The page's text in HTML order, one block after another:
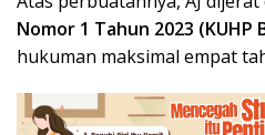
Nomor 1 Tahun 2023 (KUHP
hukuman maksimal empat